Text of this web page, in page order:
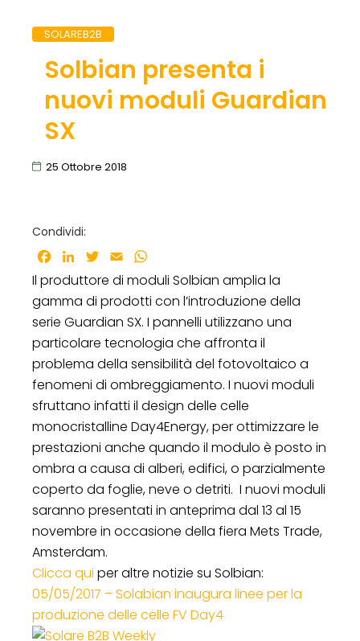
SOLAREB2B
Solbian presenta i
nuovi moduli Guardian
SX
25 Ottobre 2018
Condividi:
Facebook
LinkedInTwitter
Email
Il produttore di moduli Solbian amplia la
gamma di prodotti con l’introduzione della
serie Guardian SX. I pannelli utilizzano una
particolare tecnologia che affronta il
problema della sensibilità del fotovoltaico a
fenomeni di ombreggiamento. I nuovi moduli
sfruttano infatti il design delle celle
monocristalline Day4Energy, per ottimizzare le
prestazioni anche quando il modulo è posto in
ombra a causa di alberi, edifici, o parzialmente
coperto da foglie, neve o detriti. I nuovi moduli
saranno presentati in anteprima dal 13 al 15
novembre in occasione della fiera Mets Trade,
Amsterdam.
Clicca qui per altre notizie su Solbian:
05/05/2017 – Solabian inaugura linee per la
produzione delle celle FV Day4